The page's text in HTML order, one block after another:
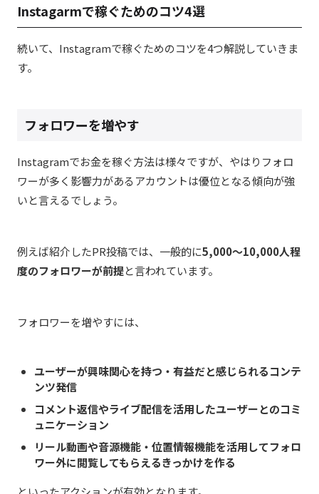
Instagarmで稼ぐためのコツ4選
続いて、Instagramで稼ぐためのコツを4つ解説していきま
す。
フォロワーを増やす
Instagramでお金を稼ぐ方法は様々ですが、やはりフォロ
ワーが多く影響力があるアカウントは優位となる傾向が強
いと言えるでしょう。
例えば紹介したPR投稿では、一般的に5,000～10,000人程
度のフォロワーが前提と言われています。
フォロワーを増やすには、
ユーザーが興味関心を持つ・有益だと感じられるコンテ
ンツ発信
コメント返信やライブ配信を活用したユーザーとのコミ
ュニケーション
リール動画や音源機能・位置情報機能を活用してフォロ
ワー外に閲覧してもらえるきっかけを作る